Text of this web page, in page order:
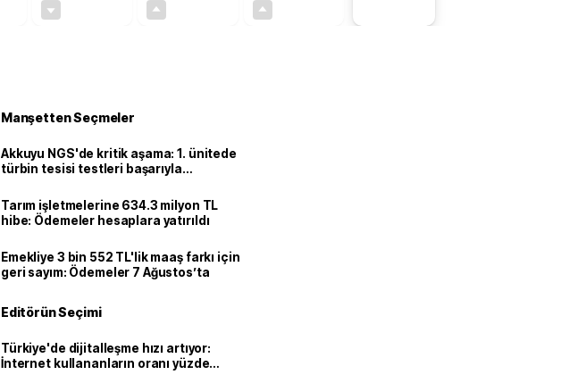
Manşetten Seçmeler
Akkuyu NGS'de kritik aşama: 1. ünitede
türbin tesisi testleri başarıyla
Tarım işletmelerine 634.3 milyon TL
hibe: Ödemeler hesaplara yatırıldı
Emekliye 3 bin 552 TL'lik maaş farkı için
geri sayım: Ödemeler 7 Ağustos’ta
Editörün Seçimi
Türkiye'de dijitalleşme hızı artıyor:
İnternet kullananların oranı yüzde